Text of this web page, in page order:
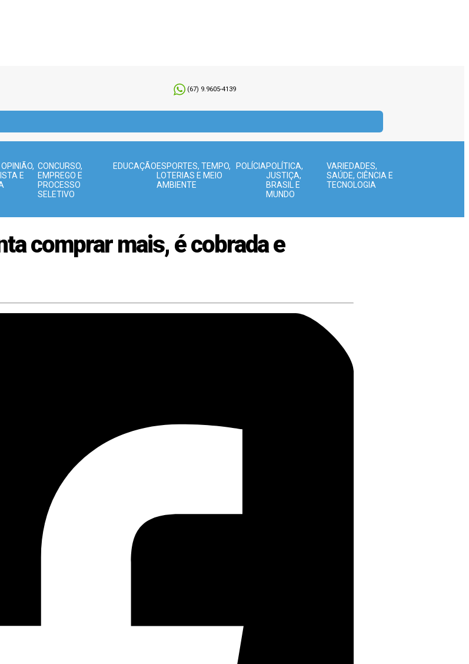
(67) 9.9605-4139
E
CONCURSO,
EMPREGO E
PROCESSO
SELETIVO
EDUCAÇÃOESPORTES, TEMPO,
LOTERIAS E MEIO
AMBIENTE
POLÍCIAPOLÍTICA,
JUSTIÇA,
BRASIL E
MUNDO
VARIEDADES,
SAÚDE, CIÊNCIA E
TECNOLOGIA
comprar mais, é cobrada e